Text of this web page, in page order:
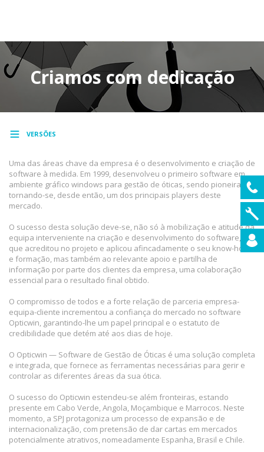
Criamos com dedicação
VERSÕES
Uma das áreas chave da empresa é o desenvolvimento e criação de
software à medida. Em 1999, desenvolveu o primeiro software em
ambiente gráfico windows para gestão de óticas, sendo pioneira e
tornando-se, desde então, um dos principais players deste
mercado.
O sucesso desta solução deve-se, não só à mobilização e atitude da
equipa interveniente na criação e desenvolvimento do software,
que acreditou no projeto e aplicou afincadamente o seu know-how
e formação, mas também ao relevante apoio e partilha de
informação por parte dos clientes da empresa, uma colaboração
essencial para o resultado final obtido.
O compromisso de todos e a forte relação de parceria empresa-
equipa-cliente incrementou a confiança do mercado no software
Opticwin, garantindo-lhe um papel principal e o estatuto de
credibilidade que detém até aos dias de hoje.
O Opticwin — Software de Gestão de Óticas é uma solução completa
e integrada, que fornece as ferramentas necessárias para gerir e
controlar as diferentes áreas da sua ótica.
O sucesso do Opticwin estendeu-se além fronteiras, estando
presente em Cabo Verde, Angola, Moçambique e Marrocos. Neste
momento, a SPJ protagoniza um processo de expansão e de
internacionalização, com pretensão de dar cartas em mercados
potencialmente atrativos, nomeadamente Espanha, Brasil e Chile.